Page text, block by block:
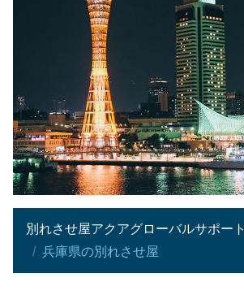
別れさせ屋アクアグローバルサポート
兵庫県の別れさせ屋